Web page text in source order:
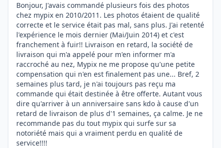
Bonjour, J'avais commandé plusieurs fois des photos
chez mypix en 2010/2011. Les photos étaient de qualité
correcte et le service était pas mal, sans plus. J'ai retenté
l'expérience le mois dernier (Mai/Juin 2014) et c'est
franchement à fuir!! Livraison en retard, la société de
livraison qui m'a appelé pour m'en informer m'a
raccroché au nez, Mypix ne me propose qu'une petite
compensation qui n'en est finalement pas une... Bref, 2
semaines plus tard, je n'ai toujours pas reçu ma
commande qui était destinée à être offerte. Autant vous
dire qu'arriver à un anniversaire sans kdo à cause d'un
retard de livraison de plus d'1 semaines, ça calme. Je ne
recommande pas du tout mypix qui surfe sur sa
notoriété mais qui a vraiment perdu en qualité de
service!!!!